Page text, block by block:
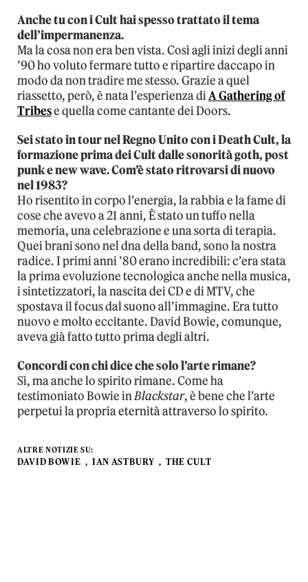
Anche tu con i Cult hai spesso trattato il tema
dell’impermanenza.
Ma la cosa non era ben vista. Così agli inizi degli anni
’90 ho voluto fermare tutto e ripartire daccapo in
modo da non tradire me stesso. Grazie a quel
riassetto, però, è nata l’esperienza diA Gathering of
Tribese quella come cantante dei Doors.
Sei stato in tour nel Regno Unito con i Death Cult, la
formazione prima dei Cult dalle sonorità goth, post
punk e new wave. Com’è stato ritrovarsi di nuovo
nel 1983?
Ho risentito in corpo l’energia, la rabbia e la fame di
cose che avevo a 21 anni, È stato un tuffo nella
memoria, una celebrazione e una sorta di terapia.
Quei brani sono nel dna della band, sono la nostra
radice. I primi anni ’80 erano incredibili: c’era stata
la prima evoluzione tecnologica anche nella musica,
i sintetizzatori, la nascita dei CD e di MTV, che
spostava il focus dal suono all’immagine. Era tutto
nuovo e molto eccitante. David Bowie, comunque,
aveva già fatto tutto prima degli altri.
Concordi con chi dice che solo l’arte rimane?
Sì, ma anche lo spirito rimane. Come ha
testimoniato Bowie inBlackstar, è bene che l’arte
perpetui la propria eternità attraverso lo spirito.
ALTRE NOTIZIE SU:
DAVID BOWIE IAN ASTBURY THE CULT